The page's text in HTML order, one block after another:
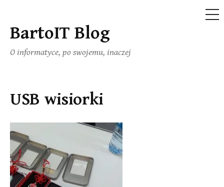
Skip
content
BartoIT Blog
O informatyce, po swojemu, inaczej
USB wisiorki